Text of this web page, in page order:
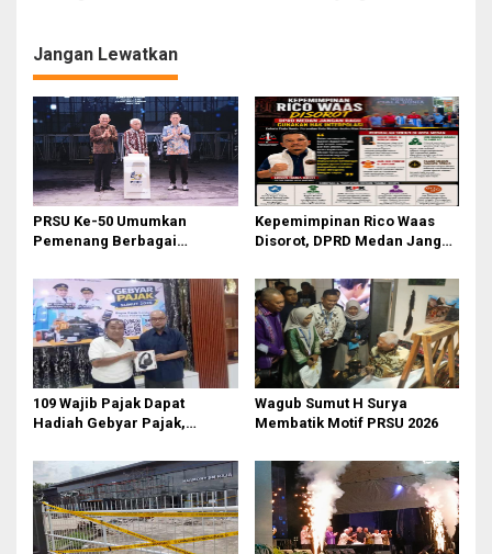
Jangan Lewatkan
PRSU Ke-50 Umumkan
Pemenang Berbagai
Kepemimpinan Rico Waas
Disorot, DPRD Medan Jangan
109 Wajib Pajak Dapat
Hadiah Gebyar Pajak,
Budaya Bayar Pajak Tepat
Waktu
‎Wagub Sumut H Surya
Membatik Motif PRSU 2026